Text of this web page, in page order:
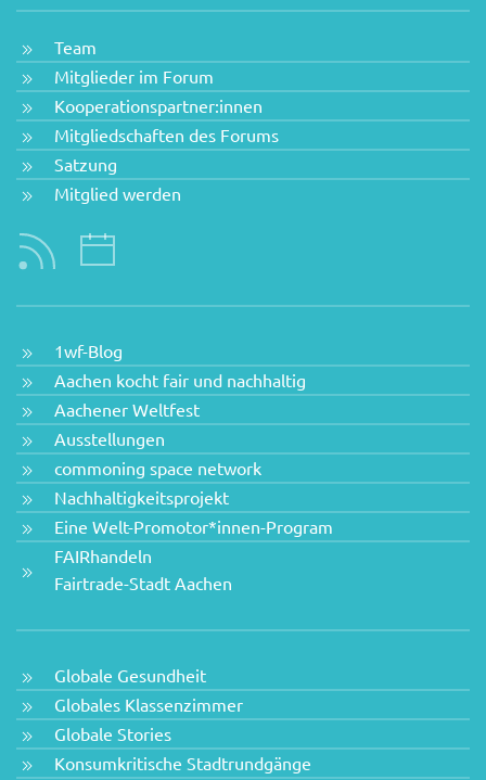
Team
Mitglieder im Forum
Kooperationspartner:innen
Mitgliedschaften des Forums
Satzung
Mitglied werden
1wf-Blog
Aachen kocht fair und nachhaltig
Aachener Weltfest
Ausstellungen
commoning space network
Nachhaltigkeitsprojekt
Eine Welt-Promotor*innen-Program
FAIRhandeln
Fairtrade-Stadt Aachen
Globale Gesundheit
Globales Klassenzimmer
Globale Stories
Konsumkritische Stadtrundgänge